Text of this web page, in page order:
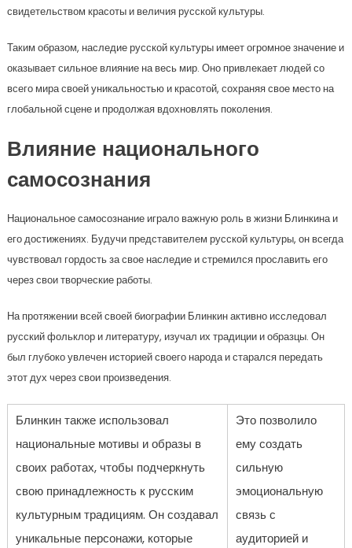
свидетельством красоты и величия русской культуры.
Таким образом, наследие русской культуры имеет огромное значение и
оказывает сильное влияние на весь мир. Оно привлекает людей со
всего мира своей уникальностью и красотой, сохраняя свое место на
глобальной сцене и продолжая вдохновлять поколения.
Влияние национального
самосознания
Национальное самосознание играло важную роль в жизни Блинкина и
его достижениях. Будучи представителем русской культуры, он всегда
чувствовал гордость за свое наследие и стремился прославить его
через свои творческие работы.
На протяжении всей своей биографии Блинкин активно исследовал
русский фольклор и литературу, изучал их традиции и образцы. Он
был глубоко увлечен историей своего народа и старался передать
этот дух через свои произведения.
Блинкин также использовал
национальные мотивы и образы в
своих работах, чтобы подчеркнуть
свою принадлежность к русским
культурным традициям. Он создавал
уникальные персонажи, которые
Это позволило
ему создать
сильную
эмоциональную
связь с
аудиторией и